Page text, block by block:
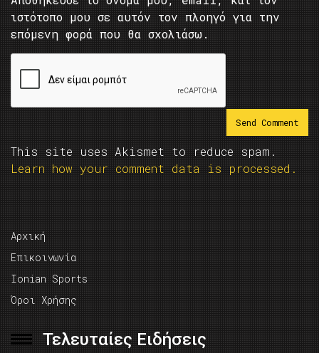
ιστότοπο μου σε αυτόν τον πλοηγό για την
επόμενη φορά που θα σχολιάσω.
This site uses Akismet to reduce spam.
Learn how your comment data is processed.
Αρχική
Επικοινωνία
Ionian Sports
Όροι Χρήσης
Τελευταίες Ειδήσεις